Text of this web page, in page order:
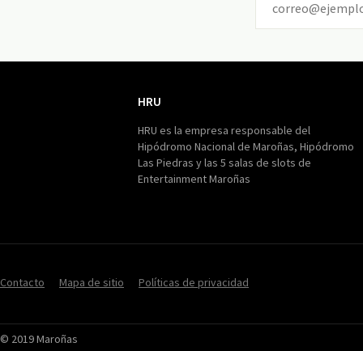
HRU
HRU es la empresa responsable del
Hipódromo Nacional de Maroñas, Hipódromo
Las Piedras y las 5 salas de slots de
Entertainment Maroñas
Contacto Mapa de sitio Políticas de privacidad
© 2019 Maroñas